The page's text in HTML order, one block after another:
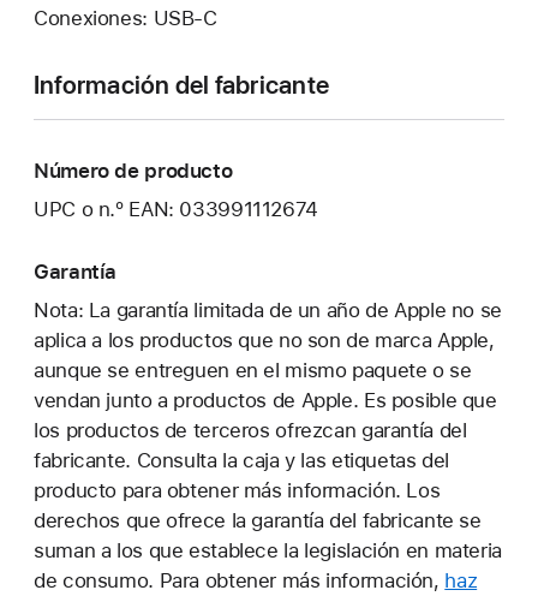
Conexiones: USB‑C
Información del fabricante
Número de producto
UPC o n.º EAN: 033991112674
Garantía
Nota: La garantía limitada de un año de Apple no se
aplica a los productos que no son de marca Apple,
aunque se entreguen en el mismo paquete o se
vendan junto a productos de Apple. Es posible que
los productos de terceros ofrezcan garantía del
fabricante. Consulta la caja y las etiquetas del
producto para obtener más información. Los
derechos que ofrece la garantía del fabricante se
suman a los que establece la legislación en materia
de consumo. Para obtener más información, haz